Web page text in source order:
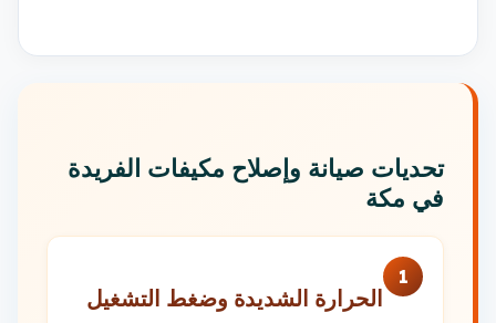
تحديات صيانة وإصلاح مكيفات الفريدة
في مكة
1
الحرارة الشديدة وضغط التشغيل